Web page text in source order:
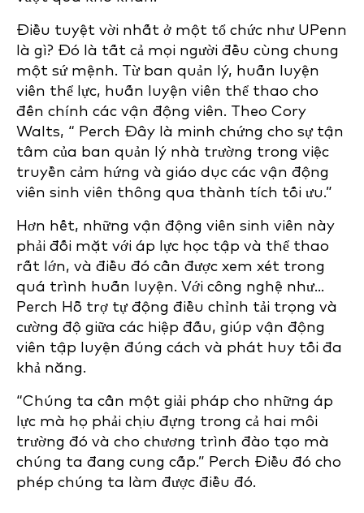
Điều tuyệt vời nhất ở một tổ chức như UPenn
là gì? Đó là tất cả mọi người đều cùng chung
một sứ mệnh. Từ ban quản lý, huấn luyện
viên thể lực, huấn luyện viên thể thao cho
đến chính các vận động viên. Theo Cory
Walts, “ Perch Đây là minh chứng cho sự tận
tâm của ban quản lý nhà trường trong việc
truyền cảm hứng và giáo dục các vận động
viên sinh viên thông qua thành tích tối ưu.”
Hơn hết, những vận động viên sinh viên này
phải đối mặt với áp lực học tập và thể thao
rất lớn, và điều đó cần được xem xét trong
quá trình huấn luyện. Với công nghệ như...
Perch Hỗ trợ tự động điều chỉnh tải trọng và
cường độ giữa các hiệp đấu, giúp vận động
viên tập luyện đúng cách và phát huy tối đa
khả năng.
“Chúng ta cần một giải pháp cho những áp
lực mà họ phải chịu đựng trong cả hai môi
trường đó và cho chương trình đào tạo mà
chúng ta đang cung cấp.” Perch Điều đó cho
phép chúng ta làm được điều đó.